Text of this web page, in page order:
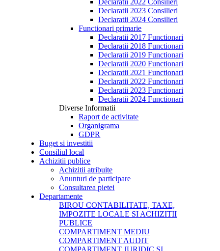
Declaratii 2022 Consilieri
Declaratii 2023 Consilieri
Declaratii 2024 Consilieri
Functionari primarie
Declaratii 2017 Functionari
Declaratii 2018 Functionari
Declaratii 2019 Functionari
Declaratii 2020 Functionari
Declaratii 2021 Functionari
Declaratii 2022 Functionari
Declaratii 2023 Functionari
Declaratii 2024 Functionari
Diverse Informatii
Raport de activitate
Organigrama
GDPR
Buget si investitii
Consiliul local
Achizitii publice
Achizitii atribuite
Anunturi de participare
Consultarea pietei
Departamente
BIROU CONTABILITATE, TAXE,
IMPOZITE LOCALE SI ACHIZITII
PUBLICE
COMPARTIMENT MEDIU
COMPARTIMENT AUDIT
COMPARTIMENT JURIDIC SI